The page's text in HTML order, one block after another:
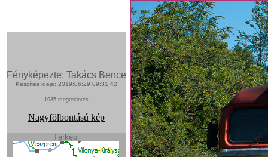
Fényképezte: Takács Bence
Készítés ideje: 2019:06:29 09:31:42
1935 megtekintés
Nagyfölbontású kép
Térkép: